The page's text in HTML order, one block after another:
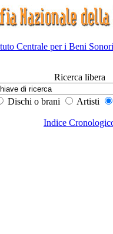
Centrale per i Beni
Ricerca libera
Dischi o brani Artisti
Indice